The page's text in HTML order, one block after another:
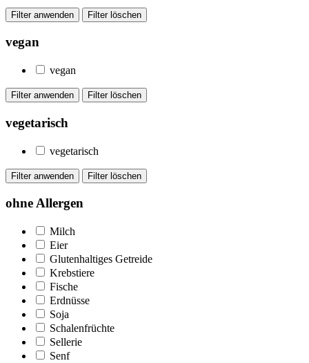
vegan
vegan
vegetarisch
vegetarisch
ohne Allergen
Milch
Eier
Glutenhaltiges Getreide
Krebstiere
Fische
Erdnüsse
Soja
Schalenfrüchte
Sellerie
Senf